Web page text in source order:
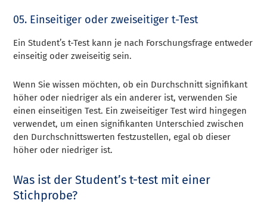
05. Einseitiger oder zweiseitiger t-Test
Ein Student’s t-Test kann je nach Forschungsfrage entweder
einseitig oder zweiseitig sein.
Wenn Sie wissen möchten, ob ein Durchschnitt signifikant
höher oder niedriger als ein anderer ist, verwenden Sie
einen einseitigen Test. Ein zweiseitiger Test wird hingegen
verwendet, um einen signifikanten Unterschied zwischen
den Durchschnittswerten festzustellen, egal ob dieser
höher oder niedriger ist.
Was ist der Student’s t-test mit einer
Stichprobe?